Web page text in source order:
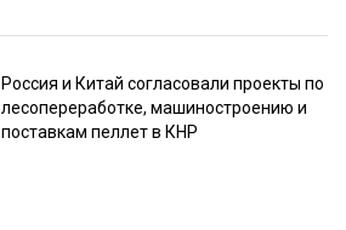
Россия и Китай согласовали проекты по
лесопереработке, машиностроению и
поставкам пеллет в КНР